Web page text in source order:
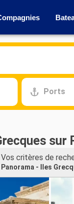
Ports
sur
Vos critères de
Panorama - Iles